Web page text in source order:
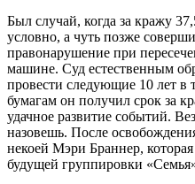
Был случай, когда за кражу
условно, а чуть позже
правонарушение при
машине. Суд естественным
провести следующие 10 лет
бумагам он получил срок за
удачное развитие событий.
назовешь. После
некоей Мэри Браннер,
будущей группировки